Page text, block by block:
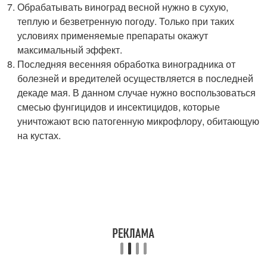
Обрабатывать виноград весной нужно в сухую,
теплую и безветренную погоду. Только при таких
условиях применяемые препараты окажут
максимальный эффект.
Последняя весенняя обработка виноградника от
болезней и вредителей осуществляется в последней
декаде мая. В данном случае нужно воспользоваться
смесью фунгицидов и инсектицидов, которые
уничтожают всю патогенную микрофлору, обитающую
на кустах.